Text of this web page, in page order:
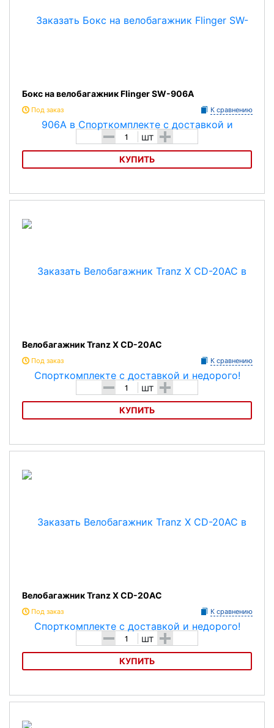
Бокс на велобагажник Flinger SW-906A
Под заказ К сравнению
- шт +
КУПИТЬ
Бокс на велобагажник Flinger SW-906A
Велобагажник Tranz X CD-20AC
Под заказ К сравнению
- шт +
КУПИТЬ
Велобагажник Tranz X CD-20AC
Велобагажник Tranz X CD-20AC
Под заказ К сравнению
- шт +
КУПИТЬ
ВелобагажникTranz X CD-20AC
Характеристика: